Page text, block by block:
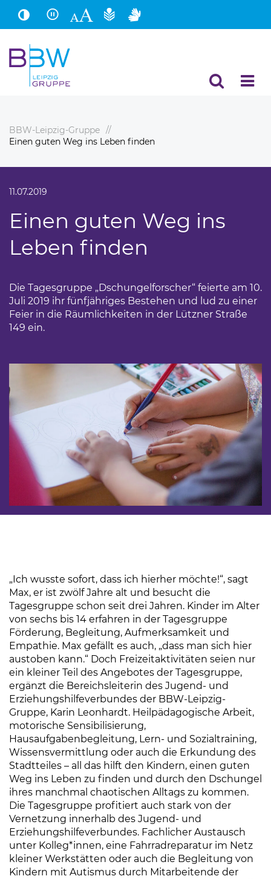
Hauptinhalt
Fußbereich
BBW-Leipzig-Gruppe
Einen guten Weg ins Leben finden
11.07.2019
Einen guten Weg ins
Leben finden
Die Tagesgruppe „Dschungelforscher“ feierte am 10.
Juli 2019 ihr fünfjähriges Bestehen und lud zu einer
Feier in die Räumlichkeiten in der Lützner Straße
149 ein.
„Ich wusste sofort, dass ich hierher möchte!“, sagt
Max, er ist zwölf Jahre alt und besucht die
Tagesgruppe schon seit drei Jahren. Kinder im Alter
von sechs bis 14 erfahren in der Tagesgruppe
Förderung, Begleitung, Aufmerksamkeit und
Empathie. Max gefällt es auch, „dass man sich hier
austoben kann.“ Doch Freizeitaktivitäten seien nur
ein kleiner Teil des Angebotes der Tagesgruppe,
ergänzt die Bereichsleiterin des Jugend- und
Erziehungshilfeverbundes der BBW-Leipzig-
Gruppe, Karin Leonhardt. Heilpädagogische Arbeit,
motorische Sensibilisierung,
Hausaufgabenbegleitung, Lern- und Sozialtraining,
Wissensvermittlung oder auch die Erkundung des
Stadtteiles – all das hilft den Kindern, einen guten
Weg ins Leben zu finden und durch den Dschungel
ihres manchmal chaotischen Alltags zu kommen.
Die Tagesgruppe profitiert auch stark von der
Vernetzung innerhalb des Jugend- und
Erziehungshilfeverbundes. Fachlicher Austausch
unter Kolleg*innen, eine Fahrradreparatur im Netz
kleiner Werkstätten oder auch die Begleitung von
Kindern mit Autismus durch Mitarbeitende der